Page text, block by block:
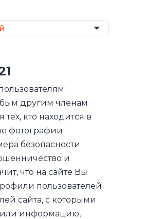
другим членам
кто находится в
фотографии
безопасности
и
что на сайте Вы
пользователей
сайта, с которыми
или информацию,